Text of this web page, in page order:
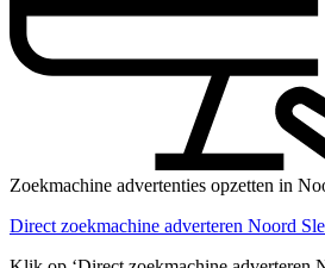
Zoekmachine advertenties opzetten in
Direct zoekmachine adverteren Noord